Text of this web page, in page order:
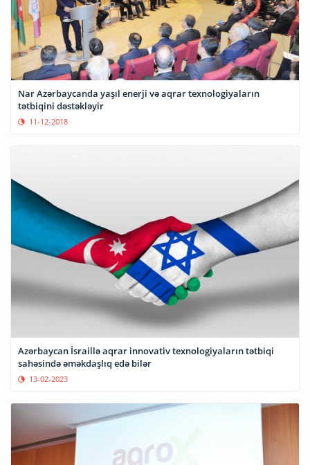
Nar Azərbaycanda yaşıl enerji və aqrar texnologiyaların
tətbiqini dəstəkləyir
11-12-2018
Azərbaycan İsraillə aqrar innovativ texnologiyaların tətbiqi
sahəsində əməkdaşlıq edə bilər
13-02-2023